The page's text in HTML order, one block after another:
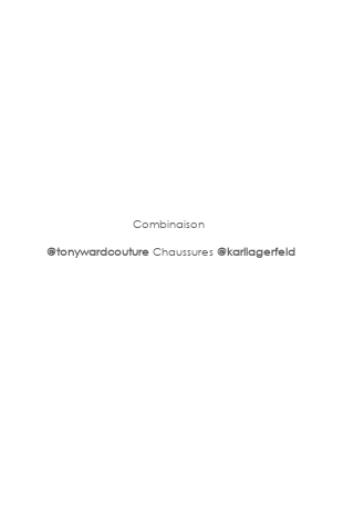
Combinaison
@tonywardcouture Chaussures @karllagerfeld